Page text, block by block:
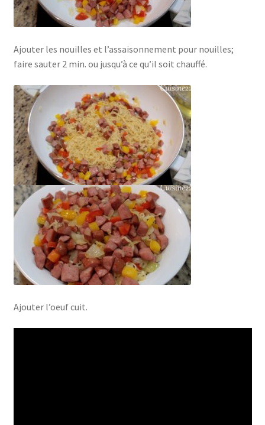
Ajouter les nouilles et l’assaisonnement pour nouilles;
faire sauter 2 min. ou jusqu’à ce qu’il soit chauffé.
Ajouter l’oeuf cuit.